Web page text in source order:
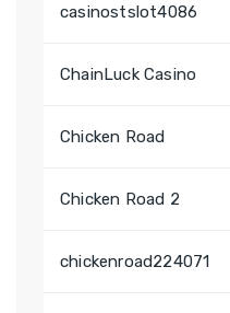
casinostslot4086
ChainLuck Casino
Chicken Road
Chicken Road 2
chickenroad224071